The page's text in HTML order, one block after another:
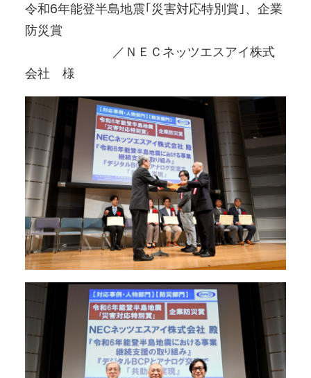
令和6年能登半島地震｢災害対応特別賞｣、企業
防災賞
／ＮＥＣネッツエスアイ株式
会社 様